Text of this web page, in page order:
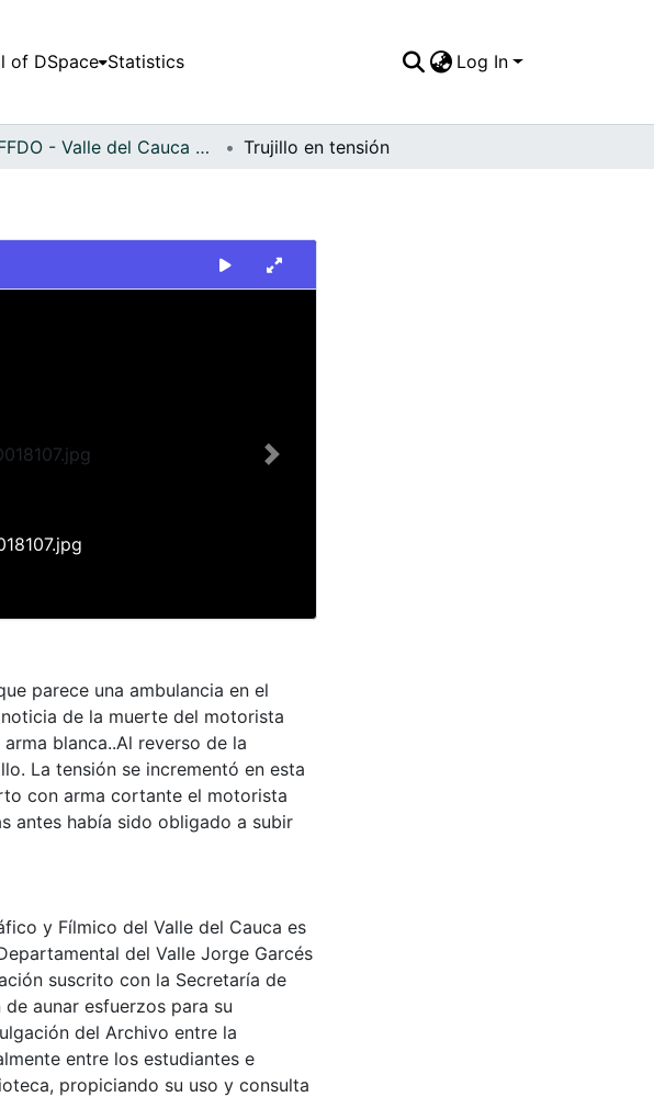
of DSpace Statistics Log In
FFDO - Valle del Cauca - Patrimonial Trujillo en tensión
Next
parece una ambulancia en el
de la muerte del motorista
blanca..Al reverso de la
La tensión se incrementó en esta
con arma cortante el motorista
antes había sido obligado a subir
y Fílmico del Valle del Cauca es
del Valle Jorge Garcés
suscrito con la Secretaría de
aunar esfuerzos para su
del Archivo entre la
entre los estudiantes e
propiciando su uso y consulta